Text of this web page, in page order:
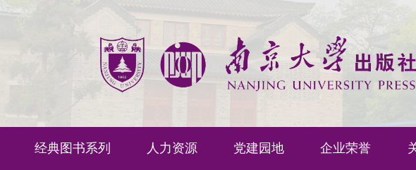
经典图书系列 人力资源 党建园地 企业荣誉